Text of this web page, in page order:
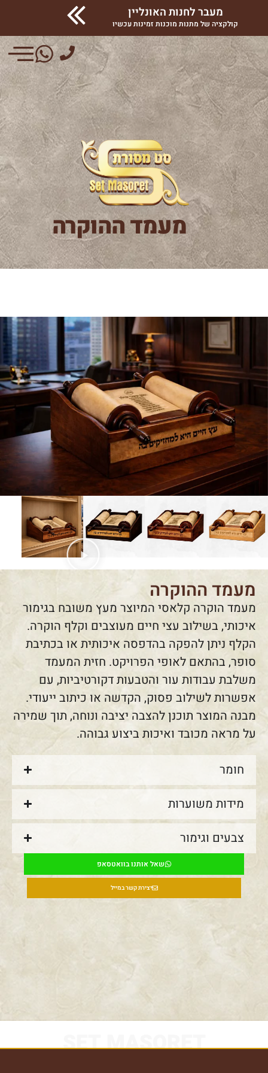
מעבר לחנות האונליין
קולקציה של מתנות מוכנות זמינות עכשיו
מעמד ההוקרה
מעמד ההוקרה
מעמד הוקרה קלאסי המיוצר מעץ משובח בגימור
איכותי, בשילוב עצי חיים מעוצבים וקלף הוקרה.
הקלף ניתן להפקה בהדפסה איכותית או בכתיבת
סופר, בהתאם לאופי הפרויקט. חזית המעמד
משלבת עבודות עור והטבעות דקורטיביות, עם
אפשרות לשילוב פסוק, הקדשה או כיתוב ייעודי.
מבנה המוצר תוכנן להצבה יציבה ונוחה, תוך שמירה
על מראה מכובד ואיכות ביצוע גבוהה.
חומר
מידות משוערות
צבעים וגימור
שאל אותנו בוואטסאפ
יצירת קשר במייל
SET MASORET